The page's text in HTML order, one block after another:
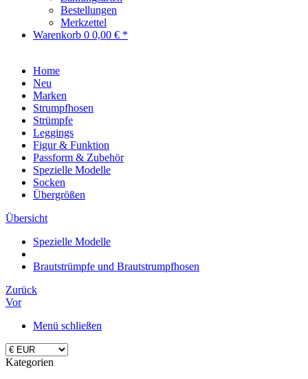
Bestellungen
Merkzettel
Warenkorb 0 0,00 € *
Home
Neu
Marken
Strumpfhosen
Strümpfe
Leggings
Figur & Funktion
Passform & Zubehör
Spezielle Modelle
Socken
Übergrößen
Übersicht
Spezielle Modelle
Brautstrümpfe und Brautstrumpfhosen
Zurück
Vor
Menü schließen
Kategorien